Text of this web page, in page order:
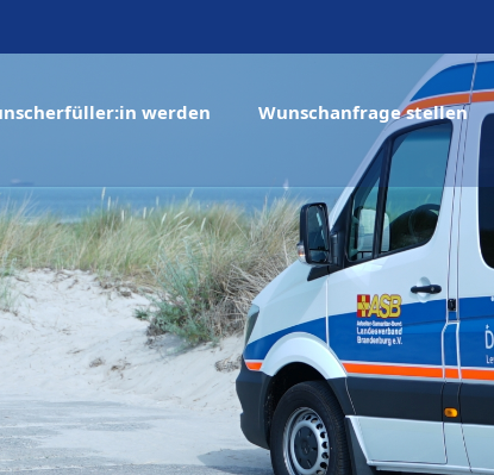
werden Wunschanfrage stellen